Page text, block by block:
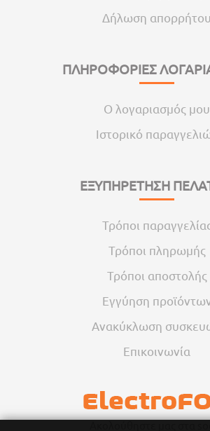
Δήλωση απορρήτου
ΠΛΗΡΟΦΟΡΙΕΣ
Ο λογαριασμός μου
Ιστορικό
ΕΞΥΠΗΡΕΤΗΣΗ
Τρόποι
Τρόποι πληρωμής
Τρόποι αποστολής
Εγγύηση
Ανακύκλωση
Επικοινωνία